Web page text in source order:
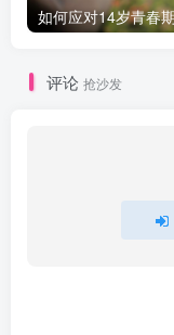
评论 抢沙发